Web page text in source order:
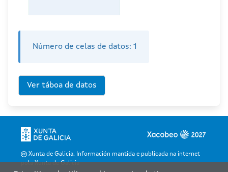
Número de celas de datos: 1
Xunta de Galicia. Información mantida e publicada na internet
pola Xunta de Galicia